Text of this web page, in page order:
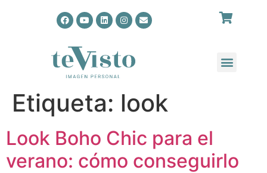
Etiqueta: look
Look Boho Chic para el
verano: cómo conseguirlo